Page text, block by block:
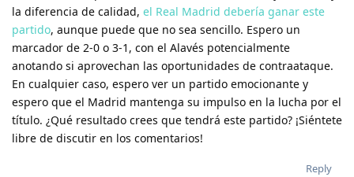
la diferencia de calidad, el Real Madrid debería ganar este
partido, aunque puede que no sea sencillo. Espero un
marcador de 2-0 o 3-1, con el Alavés potencialmente
anotando si aprovechan las oportunidades de contraataque.
En cualquier caso, espero ver un partido emocionante y
espero que el Madrid mantenga su impulso en la lucha por el
título. ¿Qué resultado crees que tendrá este partido? ¡Siéntete
libre de discutir en los comentarios!
Reply